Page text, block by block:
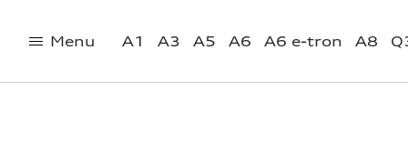
Menu A1 A3 A5 A6 A6 e-tron A8